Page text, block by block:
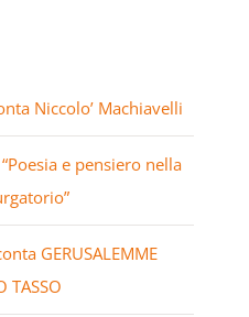
Niccolo’ Machiavelli
e pensiero nella
GERUSALEMME
TASSO